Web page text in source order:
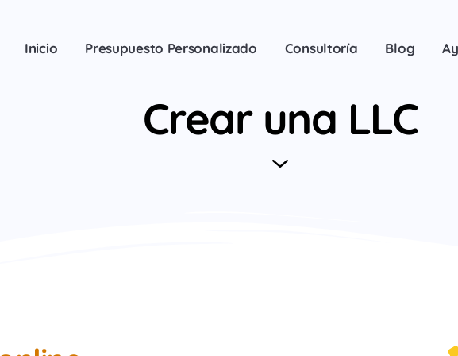
Inicio Presupuesto Personalizado Consultoría Blog
Crear una LLC